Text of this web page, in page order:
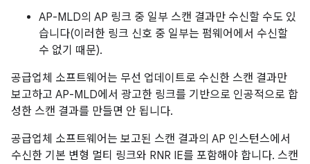
AP-MLD의 AP 링크 중 일부 스캔 결과만 수신할 수도 있
습니다(이러한 링크 신호 중 일부는 펌웨어에서 수신할
수 없기 때문).
공급업체 소프트웨어는 무선 업데이트로 수신한 스캔 결과만
보고하고 AP-MLD에서 광고한 링크를 기반으로 인공적으로 합
성한 스캔 결과를 만들면 안 됩니다.
공급업체 소프트웨어는 보고된 스캔 결과의 AP 인스턴스에서
수신한 기본 변형 멀티 링크와 RNR IE를 포함해야 합니다. 스캔